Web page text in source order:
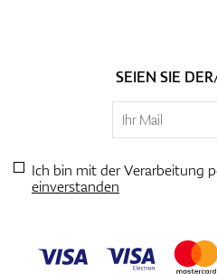
SEIEN SIE
Ich bin mit der Verarbeitung
einverstanden